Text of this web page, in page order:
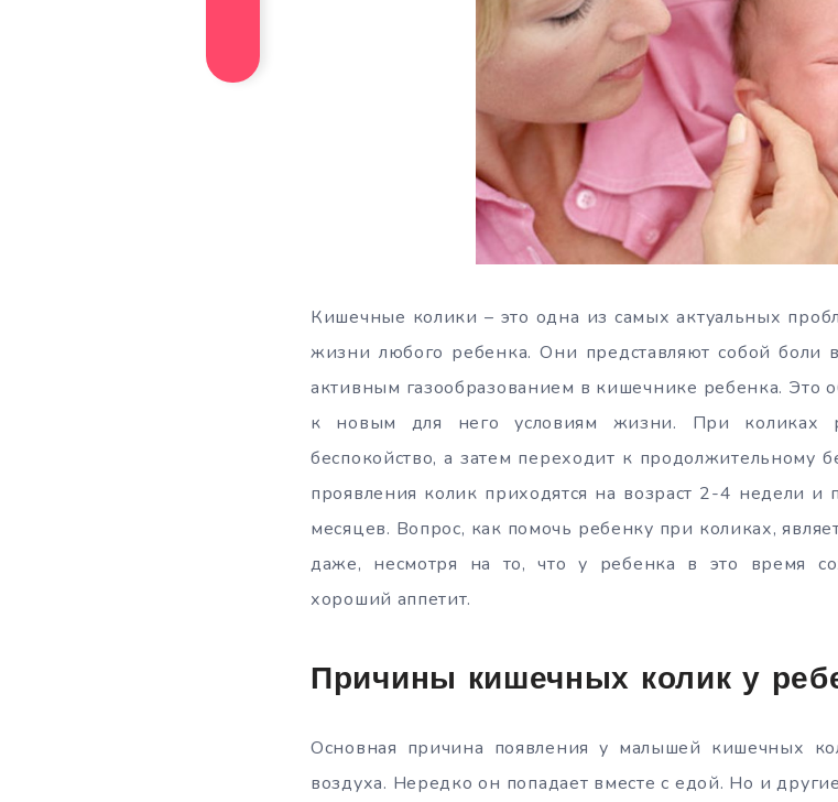
Кишечные колики – это одна из самых актуальных
жизни любого ребенка. Они представляют собой боли
активным газообразованием в кишечнике ребенка. Это
к новым для него условиям жизни. При коликах
беспокойство, а затем переходит к продолжительному
проявления колик приходятся на возраст 2-4 недели
месяцев. Вопрос, как помочь ребенку при коликах,
даже, несмотря на то, что у ребенка в это время
хороший аппетит.
Причины кишечных колик у
Основная причина появления у малышей кишечных
воздуха. Нередко он попадает вместе с едой. Но и